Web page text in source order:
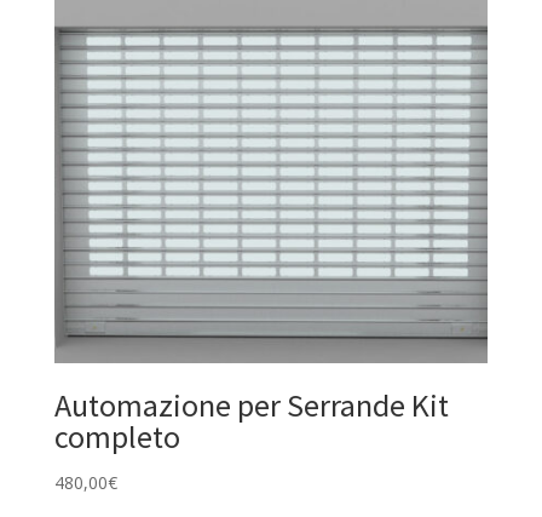
Automazione per Serrande Kit
completo
480,00€